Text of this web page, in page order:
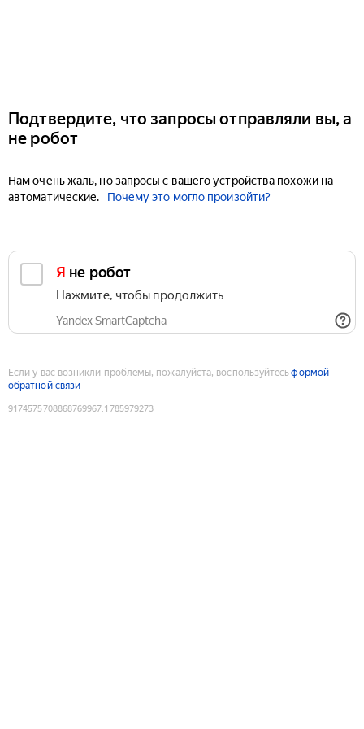
Подтвердите, что запросы отправляли вы, а
не робот
Нам очень жаль, но запросы с вашего устройства похожи на
автоматические.
Почему это могло произойти?
Я не робот
Нажмите, чтобы продолжить
Yandex SmartCaptcha
Если у вас возникли проблемы, пожалуйста, воспользуйтесьформой
обратной связи
9174575708868769967:1785979273